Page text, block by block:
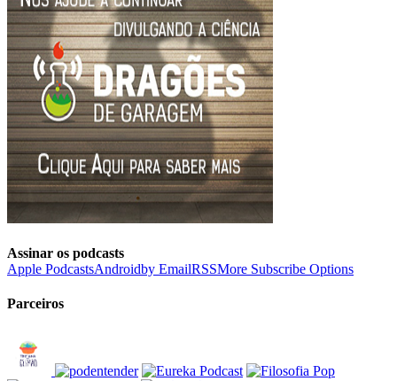
Assinar os podcasts
Apple PodcastsAndroidby EmailRSSMore Subscribe Options
Parceiros